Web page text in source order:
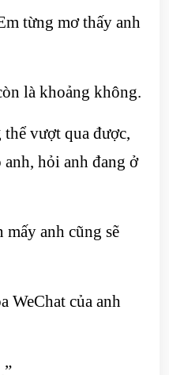
từng mơ thấy anh
là khoảng không.
vượt qua được,
hỏi anh đang ở
mấy anh cũng sẽ
WeChat của anh